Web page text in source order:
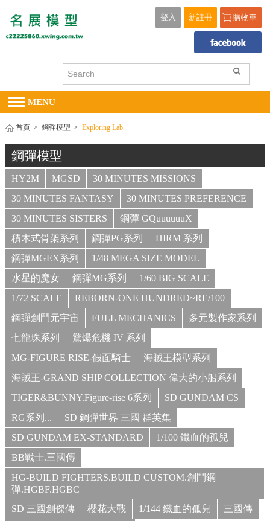
購物車
新註冊
登入
MENU
首頁 > 鋼彈模型 > Exploring Lab.
鋼彈模型
HY2M MGSD
30 MINUTES MISSIONS
30 MINUTES FANTASY
30 MINUTES PREFERENCE
30 MINUTES SISTERS
鋼彈 GQuuuuuuX
積木式骨架系列
鋼彈PG系列
HIRM 系列
鋼彈MGEX系列
1/48 MEGA SIZE MODEL
水星的魔女
鋼彈MG系列
1/60 BIG SCALE
1/72 SCALE
REBORN-ONE HUNDRED~RE/100
鋼彈創鬥元宇宙
FULL MECHANICS
多元製作家系列
七龍珠系列
驚爆危機 IV 系列
MG-FIGURE RISE-假面騎士
海賊王模型系列
海賊王-GRAND SHIP COLLECTION 偉大的小船系列
TIGER&BUNNY.Figure-rise 6系列
SD GUNDAM CS
RG系列...
SD 鋼彈世界 三國 群英集
SD GUNDAM EX-STANDARD
1/100 鐵血的孤兒
BB戰士.三國傳
HG-BUILD FIGHTERS.BUILD CUSTOM.創鬥鋼
彈.HGBF.HGBC
SD 三國創傑傳
櫻花大戰 1/144 鐵血的孤兒
三國傳